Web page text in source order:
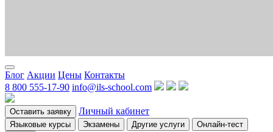
Блог Акции Цены Контакты
8 800 555-17-90 info@ils-school.com
Оставить заявку Личный кабинет
Языковые курсы Экзамены Другие услуги
Онлайн-тест